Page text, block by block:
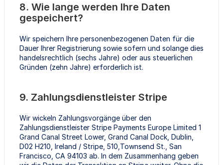
8. Wie lange werden Ihre Daten
gespeichert?
Wir speichern Ihre personenbezogenen Daten für die
Dauer Ihrer Registrierung sowie sofern und solange dies
handelsrechtlich (sechs Jahre) oder aus steuerlichen
Gründen (zehn Jahre) erforderlich ist.
9. Zahlungsdienstleister Stripe
Wir wickeln Zahlungsvorgänge über den
Zahlungsdienstleister Stripe Payments Europe Limited 1
Grand Canal Street Lower, Grand Canal Dock, Dublin,
D02 H210, Ireland / Stripe, 510,Townsend St., San
Francisco, CA 94103 ab. In dem Zusammenhang geben